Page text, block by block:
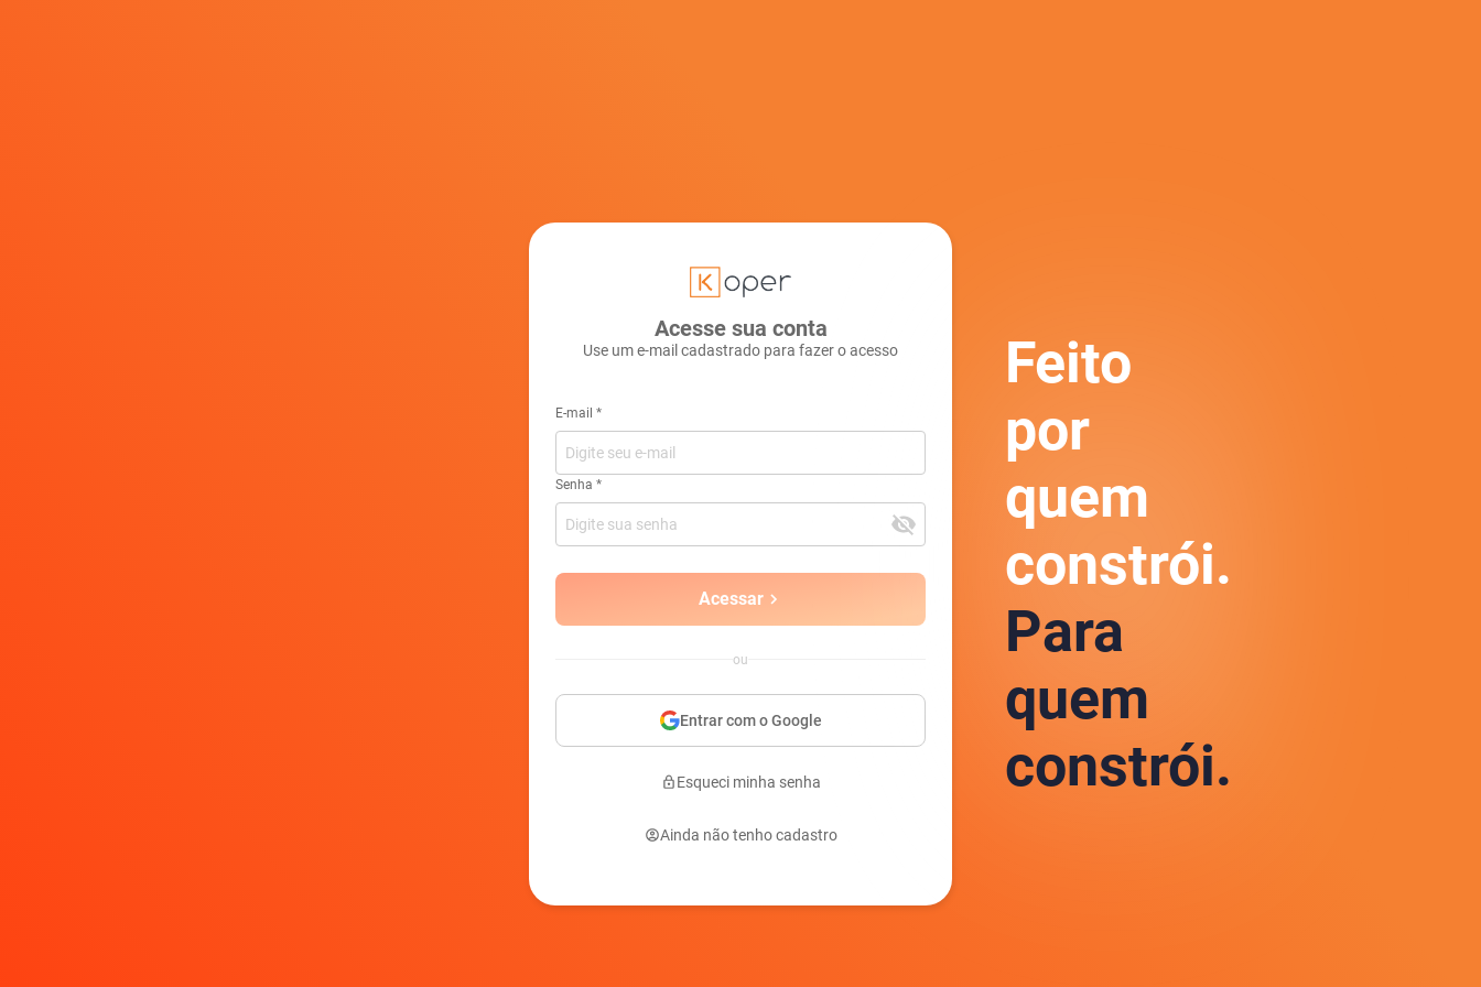
Acesse sua conta
Use um e-mail cadastrado para fazer o acesso
E-mail *
Senha *
Acessar
ou
Entrar com o Google
Esqueci minha senha
Ainda não tenho cadastro
Feito
por
quem
constrói.
Para
quem
constrói.